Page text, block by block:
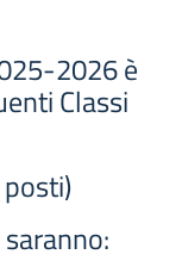
2026 è
Classi